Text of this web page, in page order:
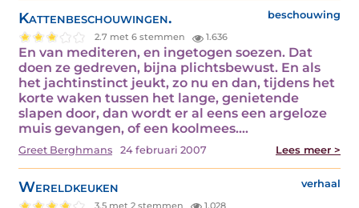
Kattenbeschouwingen. beschouwing
2.7 met 6 stemmen 1.636
En van mediteren, en ingetogen soezen. Dat
doen ze gedreven, bijna plichtsbewust. En als
het jachtinstinct jeukt, zo nu en dan, tijdens het
korte waken tussen het lange, genietende
slapen door, dan wordt er al eens een argeloze
muis gevangen, of een koolmees.…
Greet Berghmans 24 februari 2007 Lees meer >
Wereldkeuken verhaal